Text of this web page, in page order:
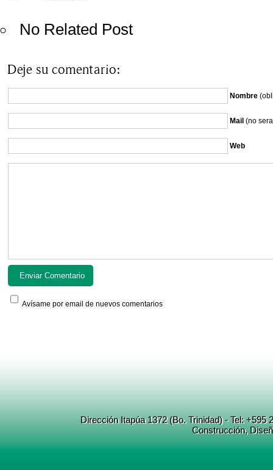
No Related Post
Deje su comentario:
Nombre
Mail (no
Web
Avísame por email de nuevos comentarios
Dirección Itapúa 1372 (Bo. Trinidad) - Tel:
Construcción,